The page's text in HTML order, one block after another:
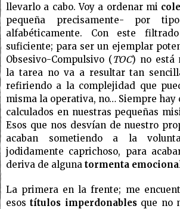
llevarlo a cabo. Voy a ordenar mi
pequeña precisamente- por
alfabéticamente. Con este
suficiente; para ser un ejemplar
Obsesivo-Compulsivo (TOC) no está
la tarea no va a resultar tan
refiriendo a la complejidad que
misma la operativa, no… Siempre hay
calculados en nuestras pequeñas
Esos que nos desvían de nuestro
acaban sometiendo a la
jodidamente caprichoso, para
deriva de alguna tormenta
La primera en la frente; me
esostítulos imperdonablesque no